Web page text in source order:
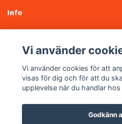
Info
Sociala medier
Vi använder
Vi använder cookies för att
visas för dig och för att du
upplevelse när du handlar
Godkänn